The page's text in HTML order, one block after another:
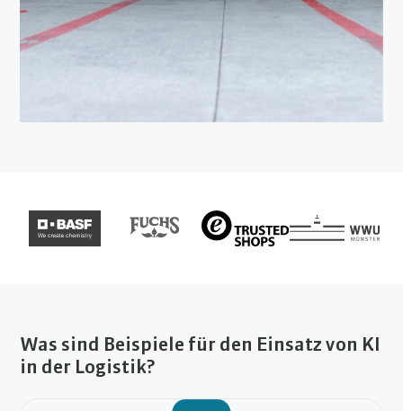
Was sind Beispiele für den Einsatz von KI
in der Logistik?